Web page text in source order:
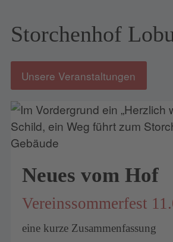
Storchenhof
Unsere Veranstaltungen
Neues vom Hof
Vereinssommerfest
eine kurze Zusammenfassung